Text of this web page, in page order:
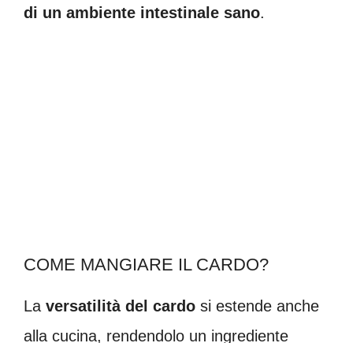
di un ambiente intestinale sano.
COME MANGIARE IL CARDO?
La versatilità del cardo si estende anche
alla cucina, rendendolo un ingrediente